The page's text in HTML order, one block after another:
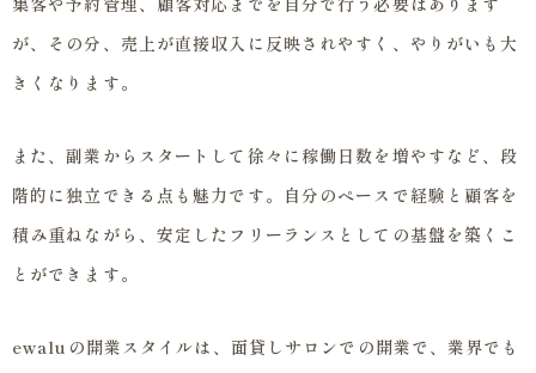
が、その分、売上が直接収入に反映されやすく、やりがいも大
きくなります。
また、副業からスタートして徐々に稼働日数を増やすなど、段
階的に独立できる点も魅力です。自分のペースで経験と顧客を
積み重ねながら、安定したフリーランスとしての基盤を築くこ
とができます。
ewaluの開業スタイルは、面貸しサロンでの開業で、業界でも